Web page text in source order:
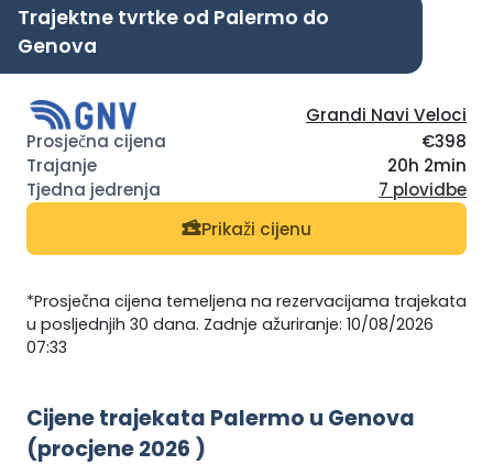
Trajektne tvrtke od Palermo do
Genova
Grandi Navi Veloci
€398
20h 2min
7 plovidbe
Prikaži cijenu
*Prosječna cijena temeljena na rezervacijama trajekata
u posljednjih 30 dana. Zadnje ažuriranje: 10/08/2026
07:33
Cijene trajekata Palermo u Genova
(procjene 2026 )